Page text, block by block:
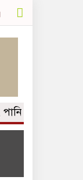
নিষ্কাশনে উদ্যোগ